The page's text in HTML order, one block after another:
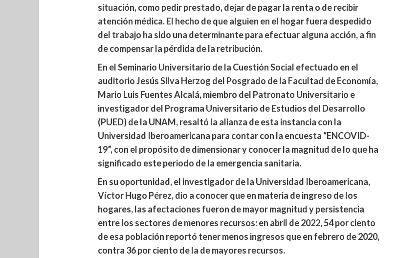
situación, como pedir prestado, dejar de pagar la renta o de recibir
atención médica. El hecho de que alguien en el hogar fuera despedido
del trabajo ha sido una determinante para efectuar alguna acción, a fin
de compensar la pérdida de la retribución.
En el Seminario Universitario de la Cuestión Social efectuado en el
auditorio Jesús Silva Herzog del Posgrado de la Facultad de Economía,
Mario Luis Fuentes Alcalá, miembro del Patronato Universitario e
investigador del Programa Universitario de Estudios del Desarrollo
(PUED) de la UNAM, resaltó la alianza de esta instancia con la
Universidad Iberoamericana para contar con la encuesta “ENCOVID-
19”, con el propósito de dimensionar y conocer la magnitud de lo que ha
significado este periodo de la emergencia sanitaria.
En su oportunidad, el investigador de la Universidad Iberoamericana,
Víctor Hugo Pérez, dio a conocer que en materia de ingreso de los
hogares, las afectaciones fueron de mayor magnitud y persistencia
entre los sectores de menores recursos: en abril de 2022, 54 por ciento
de esa población reportó tener menos ingresos que en febrero de 2020,
contra 36 por ciento de la de mayores recursos.